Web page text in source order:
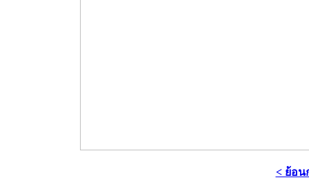
< ย้อน